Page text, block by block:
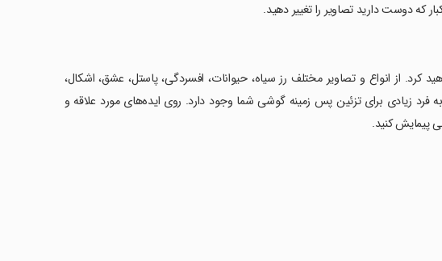
از انواع و تصاویر مختلف رز سیاه، حیوانات، افسردگی، پاستل، عشق، اشکال،
فرد زیادی برای تزئین پس زمینه گوشی شما وجود دارد. روی ایده‌های مورد علاقه و